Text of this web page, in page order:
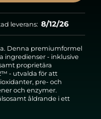
leverans: 8/12/26
Denna premiumformel
ingredienser - inklusive
proprietära
- utvalda för att
pre- och
och enzymer.
åldrande i ett